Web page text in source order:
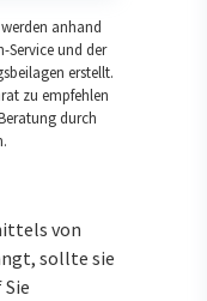
anhand
Service und der
erstellt.
zu empfehlen
durch
von
sollte sie